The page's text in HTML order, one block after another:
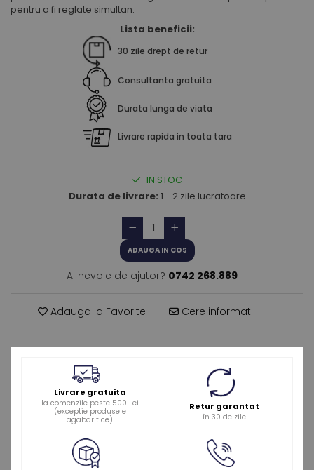
pentru a fi reglate simultan.
Lista beneficii:
30 zile drept de retur
Consultanta gratuita
Durata lunga de viata
Livrare rapida in toata tara
IN STOC
Durata de livrare: 1 - 2 zile lucratoare
ADAUGA IN COS
Ai nevoie de ajutor? 0742 268.889
Adauga la Favorite Cere informatii
Livrare gratuita
la comenzile peste 500 Lei
(exceptie produsele
agabaritice)
Retur garantat
în 30 de zile